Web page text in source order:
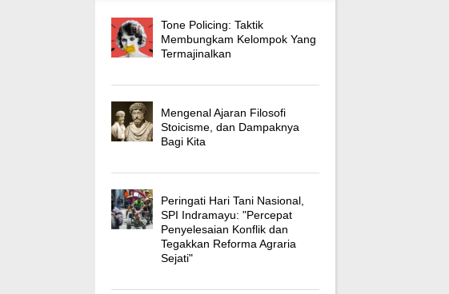
Tone Policing: Taktik
Membungkam Kelompok Yang
Termajinalkan
Mengenal Ajaran Filosofi
Stoicisme, dan Dampaknya
Bagi Kita
Peringati Hari Tani Nasional,
SPI Indramayu: "Percepat
Penyelesaian Konflik dan
Tegakkan Reforma Agraria
Sejati"